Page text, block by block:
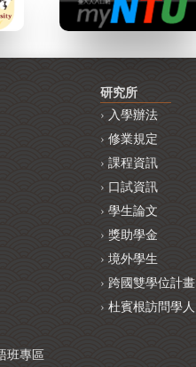
班專區
研究所
入學辦法
修業規定
課程資訊
口試資訊
學生論文
獎助學金
境外學生
跨國雙學位計畫
杜賓根訪問學人